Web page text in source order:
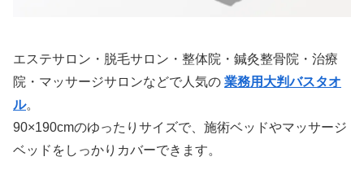
エステサロン・脱毛サロン・整体院・鍼灸整骨院・治療
院・マッサージサロンなどで人気の 業務用大判バスタオ
ル。
90×190cmのゆったりサイズで、施術ベッドやマッサージ
ベッドをしっかりカバーできます。